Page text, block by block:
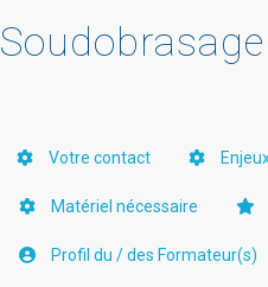
Votre contact
Matériel nécessaire
Profil du / des Formateur(s)